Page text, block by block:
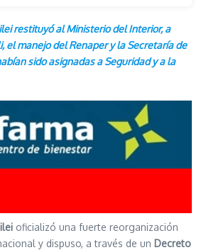
restituyó al Ministerio del Interior, a
el manejo del Renaper y la Secretaría de
sido asignadas a Seguridad y a la
oficializó una fuerte reorganización
y dispuso, a través de un Decreto